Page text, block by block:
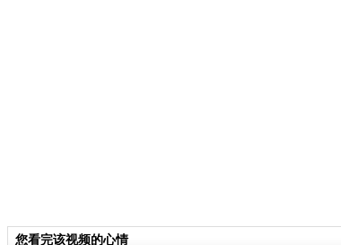
您看完该视频的心情